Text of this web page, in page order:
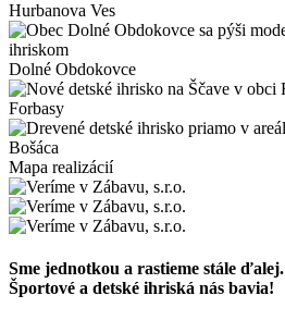
Hurbanova Ves
Dolné Obdokovce
Forbasy
Bošáca
Mapa realizácií
Sme jednotkou a rastieme stále ďalej.
Športové a detské ihriská nás bavia!